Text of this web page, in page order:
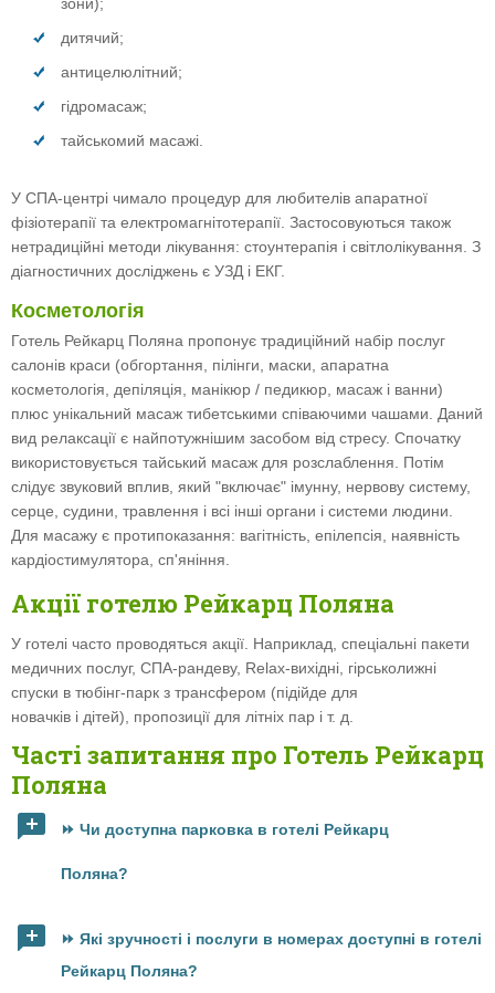
дитячий;
антицелюлітний;
гідромасаж;
тайськомий масажі.
У СПА-центрі чимало процедур для любителів апаратної
фізіотерапії та електромагнітотерапії. Застосовуються також
нетрадиційні методи лікування: стоунтерапія і світлолікування. З
діагностичних досліджень є УЗД і ЕКГ.
Косметологія
Готель Рейкарц Поляна пропонує традиційний набір послуг
салонів краси (обгортання, пілінги, маски, апаратна
косметологія, депіляція, манікюр / педикюр, масаж і ванни)
плюс унікальний масаж тибетськими співаючими чашами. Даний
вид релаксації є найпотужнішим засобом від стресу. Спочатку
використовується тайський масаж для розслаблення. Потім
слідує звуковий вплив, який "включає" імунну, нервову систему,
серце, судини, травлення і всі інші органи і системи людини.
Для масажу є протипоказання: вагітність, епілепсія, наявність
кардіостимулятора, сп'яніння.
Акції готелю Рейкарц Поляна
У готелі часто проводяться акції. Наприклад, спеціальні пакети
медичних послуг, СПА-рандеву, Relax-вихідні, гірськолижні
спуски в тюбінг-парк з трансфером (підійде для
новачків і дітей), пропозиції для літніх пар і т. д.
Часті запитання про Готель Рейкарц
Поляна
⏩ Чи доступна парковка в готелі Рейкарц
Поляна?
⏩ Які зручності і послуги в номерах доступні в готелі
Рейкарц Поляна?